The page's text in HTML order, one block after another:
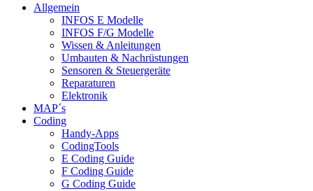
Allgemein
INFOS E Modelle
INFOS F/G Modelle
Wissen & Anleitungen
Umbauten & Nachrüstungen
Sensoren & Steuergeräte
Reparaturen
Elektronik
MAP´s
Coding
Handy-Apps
CodingTools
E Coding Guide
F Coding Guide
G Coding Guide